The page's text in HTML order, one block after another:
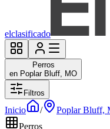
elclasificado
Perros
en Poplar Bluff, MO
Filtros
Inicio / Poplar Bluff,
Perros